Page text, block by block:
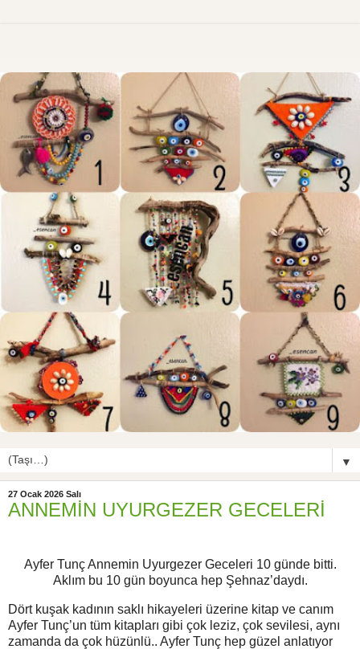
▼
27 Ocak 2026 Salı
ANNEMİN UYURGEZER GECELERİ
Ayfer Tunç Annemin Uyurgezer Geceleri 10 günde bitti.
Aklım bu 10 gün boyunca hep Şehnaz’daydı.
Dört kuşak kadının saklı hikayeleri üzerine kitap ve canım
Ayfer Tunç’un tüm kitapları gibi çok leziz, çok sevilesi, aynı
zamanda da çok hüzünlü.. Ayfer Tunç hep güzel anlatıyor